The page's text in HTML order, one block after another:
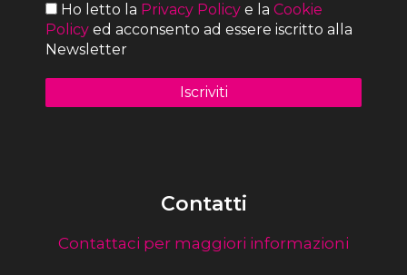
Ho letto la Privacy Policy e la Cookie
Policy ed acconsento ad essere iscritto alla
Newsletter
Contatti
Contattaci per maggiori informazioni